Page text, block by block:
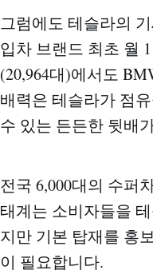
그럼에도 테슬라의
입차 브랜드 최초 월
(20,964대)에서도
배력은 테슬라가 점
수 있는 든든한 뒷배
전국 6,000대의 수퍼
태계는 소비자들을
지만 기본 탑재를 홍
이 필요합니다.